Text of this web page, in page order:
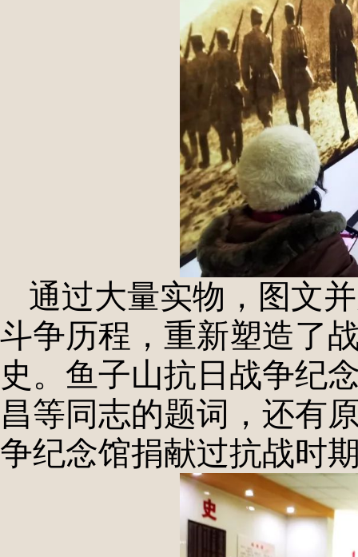
通过大量实物，图文
斗争历程，重新塑造了
史。鱼子山抗日战争纪
昌等同志的题词，还有
争纪念馆捐献过抗战时